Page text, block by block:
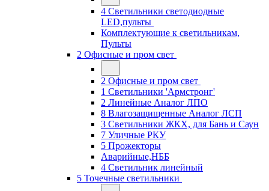
4 Светильники светодиодные
LED,пульты
Комплектующие к светильникам,
Пульты
2 Офисные и пром свет
2 Офисные и пром свет
1 Светильники 'Армстронг'
2 Линейные Аналог ЛПО
8 Влагозащищенные Аналог ЛСП
3 Светильники ЖКХ, для Бань и Саун
7 Уличные РКУ
5 Прожекторы
Аварийные,НББ
4 Светильник линейный
5 Точечные светильники